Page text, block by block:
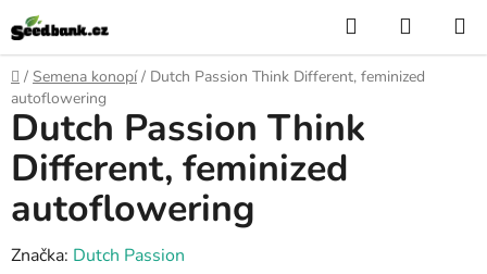
Přejít
na
obsah
Hledat
KOŠÍK
Domů
/ Semena konopí / Dutch Passion Think Different, feminized
autoflowering
Dutch Passion Think
Different, feminized
autoflowering
Značka: Dutch Passion